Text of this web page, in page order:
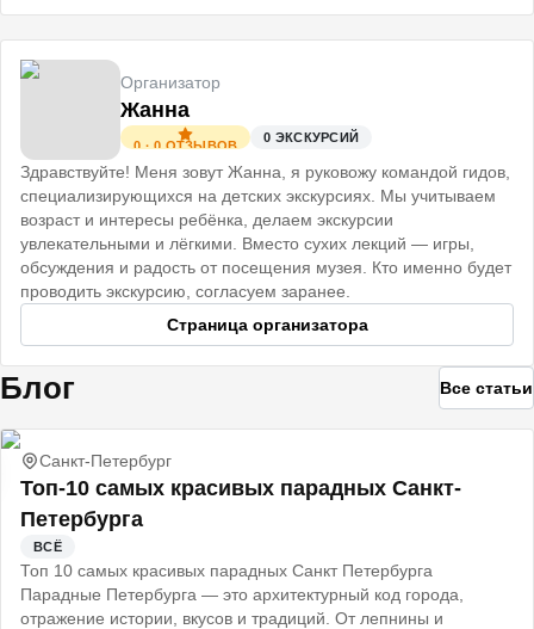
Организатор
Жанна
0 · 0 ОТЗЫВОВ
0 ЭКСКУРСИЙ
Здравствуйте! Меня зовут Жанна, я руковожу командой гидов,
специализирующихся на детских экскурсиях. Мы учитываем
возраст и интересы ребёнка, делаем экскурсии
увлекательными и лёгкими. Вместо сухих лекций — игры,
обсуждения и радость от посещения музея. Кто именно будет
проводить экскурсию, согласуем заранее.
Страница организатора
Блог Все статьи
Санкт-Петербург
Топ-10 самых красивых парадных Санкт-
Петербурга
ВСЁ
Топ 10 самых красивых парадных Санкт Петербурга
Парадные Петербурга — это архитектурный код города,
отражение истории, вкусов и традиций. От лепнины и